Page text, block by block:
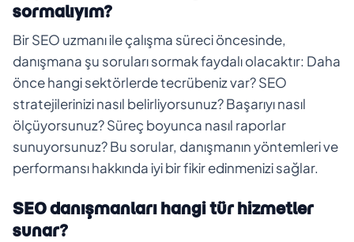
sormalıyım?
Bir SEO uzmanı ile çalışma süreci öncesinde,
danışmana şu soruları sormak faydalı olacaktır: Daha
önce hangi sektörlerde tecrübeniz var? SEO
stratejilerinizi nasıl belirliyorsunuz? Başarıyı nasıl
ölçüyorsunuz? Süreç boyunca nasıl raporlar
sunuyorsunuz? Bu sorular, danışmanın yöntemleri ve
performansı hakkında iyi bir fikir edinmenizi sağlar.
SEO danışmanları hangi tür hizmetler
sunar?